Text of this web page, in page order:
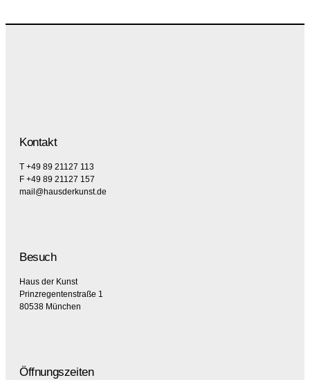
Kontakt
T +49 89 21127 113
F +49 89 21127 157
mail@hausderkunst.de
Besuch
Haus der Kunst
Prinzregentenstraße 1
80538 München
Öffnungszeiten